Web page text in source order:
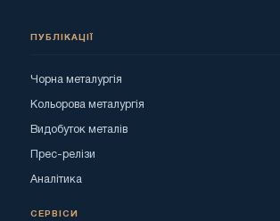
ПУБЛІКАЦІЇ
Чорна металургія
Кольорова металургія
Видобуток металів
Прес-релізи
Аналітика
СЕРВІСИ